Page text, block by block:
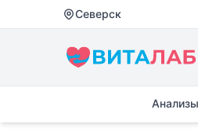
Северск
Анализы